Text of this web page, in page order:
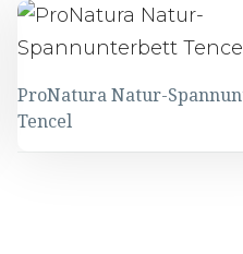
ProNatura Natur-
Tencel